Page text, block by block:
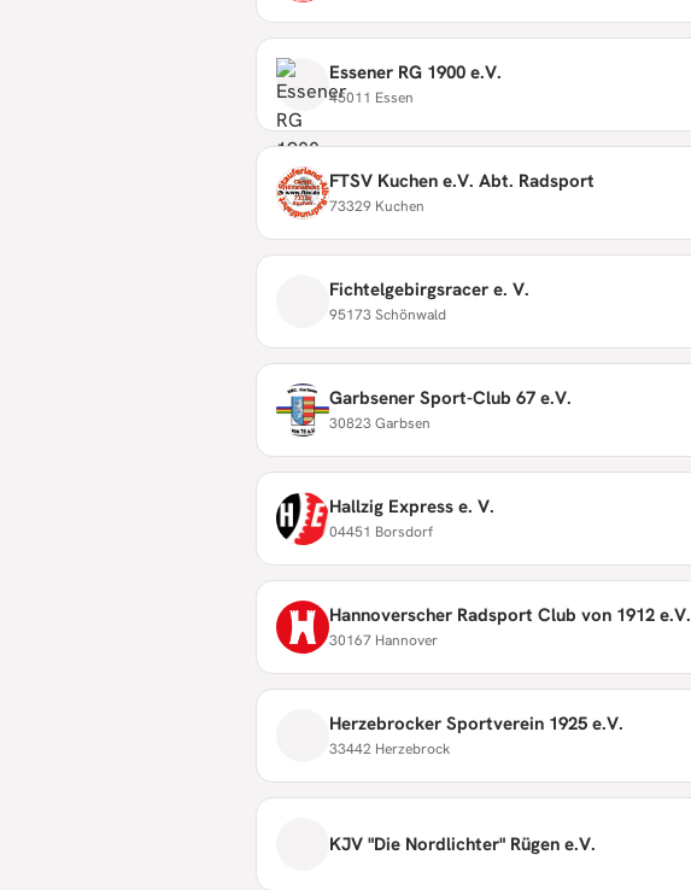
Essener RG 1900 e.V.
45011 Essen
FTSV Kuchen e.V. Abt. Radsport
73329 Kuchen
Fichtelgebirgsracer e. V.
95173 Schönwald
Garbsener Sport-Club 67 e.V.
30823 Garbsen
Hallzig Express e. V.
04451 Borsdorf
Hannoverscher Radsport Club von 1912 e.V.
30167 Hannover
Herzebrocker Sportverein 1925 e.V.
33442 Herzebrock
KJV "Die Nordlichter" Rügen e.V.